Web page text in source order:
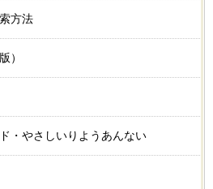
方法
）
・やさしいりようあんない